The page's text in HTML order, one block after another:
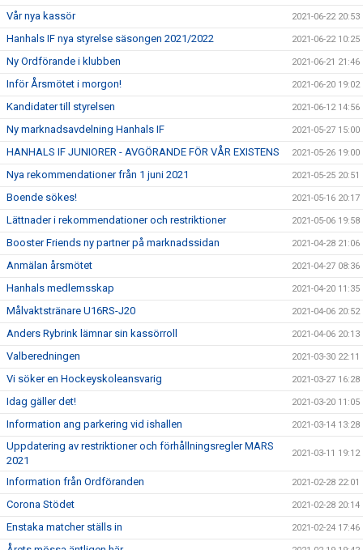
Vår nya kassör 2021-06-22 20:53
Hanhals IF nya styrelse säsongen 2021/2022 2021-06-22 10:25
Ny Ordförande i klubben 2021-06-21 21:46
Inför Årsmötet i morgon! 2021-06-20 19:02
Kandidater till styrelsen 2021-06-12 14:56
Ny marknadsavdelning Hanhals IF 2021-05-27 15:00
HANHALS IF JUNIORER - AVGÖRANDE FÖR VÅR EXISTENS 2021-05-26 19:00
Nya rekommendationer från 1 juni 2021 2021-05-25 20:51
Boende sökes! 2021-05-16 20:17
Lättnader i rekommendationer och restriktioner 2021-05-06 19:58
Booster Friends ny partner på marknadssidan 2021-04-28 21:06
Anmälan årsmötet 2021-04-27 08:36
Hanhals medlemsskap 2021-04-20 11:35
Målvaktstränare U16RS-J20 2021-04-06 20:52
Anders Rybrink lämnar sin kassörroll 2021-04-06 20:13
Valberedningen 2021-03-30 22:11
Vi söker en Hockeyskoleansvarig 2021-03-27 16:28
Idag gäller det! 2021-03-20 11:05
Information ang parkering vid ishallen 2021-03-14 13:28
Uppdatering av restriktioner och förhållningsregler MARS
2021
2021-03-11 19:12
Information från Ordföranden 2021-02-28 22:01
Corona Stödet 2021-02-28 20:14
Enstaka matcher ställs in 2021-02-24 17:46